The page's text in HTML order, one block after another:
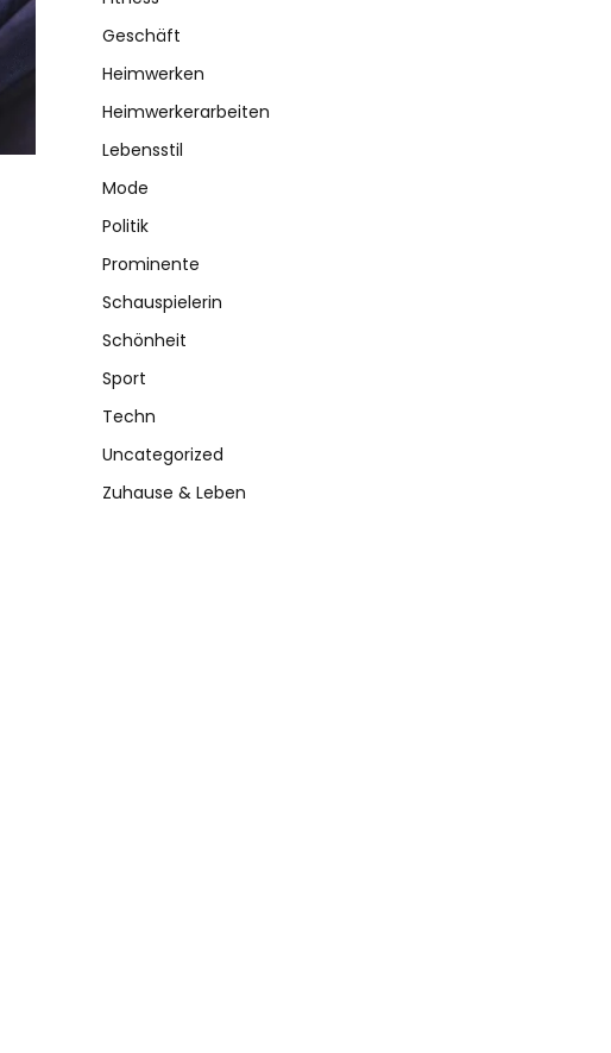
Geschäft
Heimwerken
Heimwerkerarbeiten
Lebensstil
Mode
Politik
Prominente
Schauspielerin
Schönheit
Sport
Techn
Uncategorized
Zuhause & Leben